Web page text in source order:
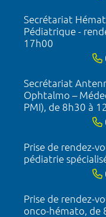
Secrétariat
Pédiatrique -
17h00
Secrétariat
Ophtalmo –
PMI), de 8h30 à
Prise de rendez-
pédiatrie
Prise de rendez-
onco-hémato, de